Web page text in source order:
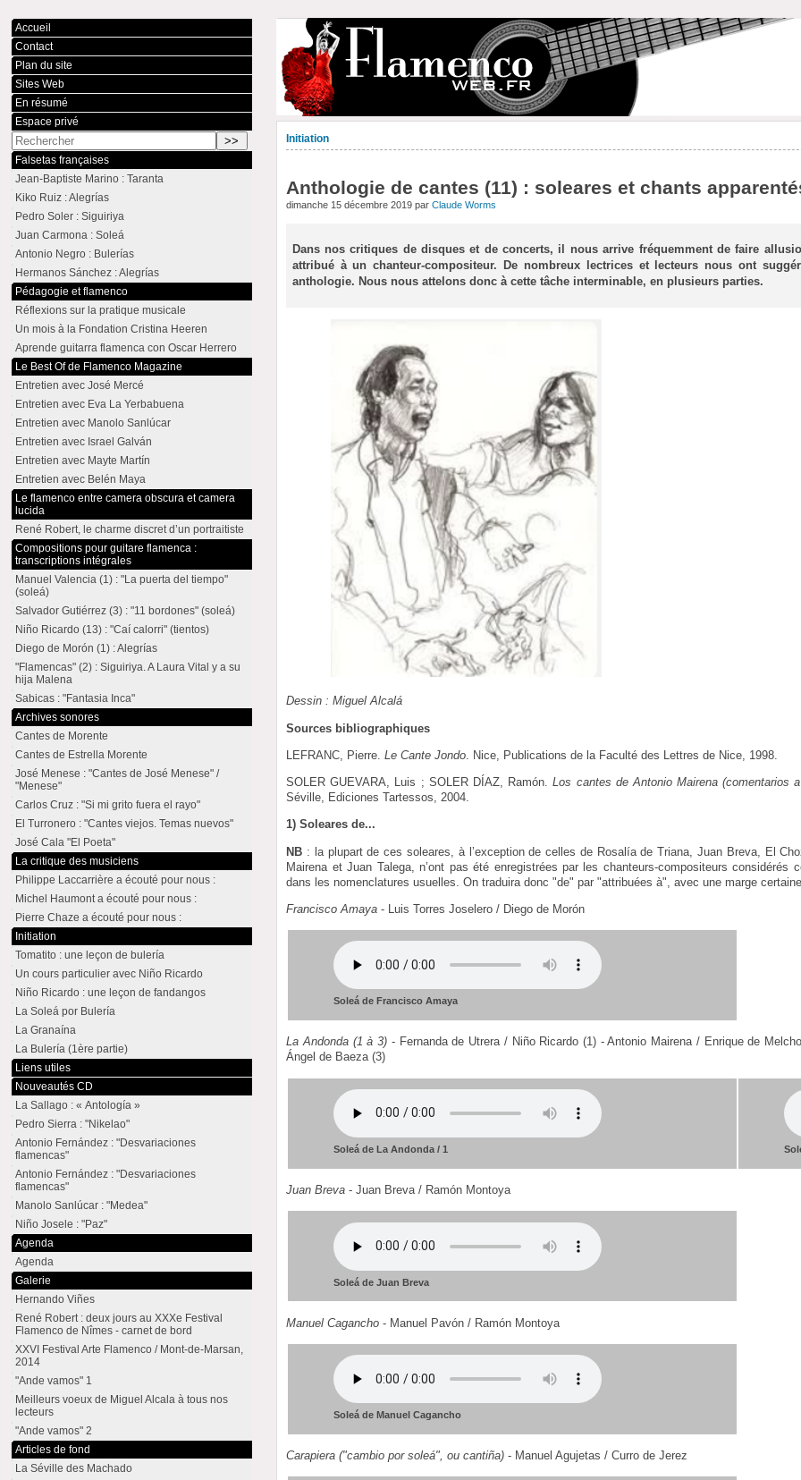
Initiation
Anthologie de cantes (11) : soleares et chants
dimanche 15 décembre 2019 parClaude Worms
Dans nos critiques de disques et de concerts, il nous arrive fréquemment de faire
attribué à un chanteur-compositeur. De nombreux lectrices et lecteurs nous ont
anthologie. Nous nous attelons donc à cette tâche interminable, en plusieurs parties.
Dessin : Miguel Alcalá
Sources bibliographiques
LEFRANC, Pierre.Le Cante Jondo . Nice, Publications de la Faculté des Lettres de Nice, 1998.
SOLER GUEVARA, Luis ; SOLER DÍAZ, Ramón.Los cantes de Antonio Mairena (comentarios
Séville, Ediciones Tartessos, 2004.
1) Soleares de...
NB : la plupart de ces soleares, à l’exception de celles de Rosalía de Triana, Juan Breva, El
Mairena et Juan Talega, n’ont pas été enregistrées par les chanteurs-compositeurs considérés
dans les nomenclatures usuelles. On traduira donc "de" par "attribuées à", avec une marge certaine
Francisco Amaya - Luis Torres Joselero / Diego de Morón
Soleá de Francisco Amaya
La Andonda (1 à 3) - Fernanda de Utrera / Niño Ricardo (1) - Antonio Mairena / Enrique de
Ángel de Baeza (3)
Soleá de La Andonda / 1
Juan Breva - Juan Breva / Ramón Montoya
Soleá de Juan Breva
Manuel Cagancho - Manuel Pavón / Ramón Montoya
Soleá de Manuel Cagancho
Carapiera ("cambio por soleá", ou cantiña) - Manuel Agujetas / Curro de Jerez
Accueil
Contact
Plan du site
Sites Web
En résumé
Espace privé
Falsetas françaises
Jean-Baptiste Marino : Taranta
Kiko Ruiz : Alegrías
Pedro Soler : Siguiriya
Juan Carmona : Soleá
Antonio Negro : Bulerías
Hermanos Sánchez : Alegrías
Pédagogie et flamenco
Réflexions sur la pratique musicale
Un mois à la Fondation Cristina Heeren
Aprende guitarra flamenca con Oscar Herrero
Le Best Of de Flamenco Magazine
Entretien avec José Mercé
Entretien avec Eva La Yerbabuena
Entretien avec Manolo Sanlúcar
Entretien avec Israel Galván
Entretien avec Mayte Martín
Entretien avec Belén Maya
Le flamenco entre camera obscura et camera
lucida
René Robert, le charme discret d’un portraitiste
Compositions pour guitare flamenca :
transcriptions intégrales
Manuel Valencia (1) : "La puerta del tiempo"
(soleá)
Salvador Gutiérrez (3) : "11 bordones" (soleá)
Niño Ricardo (13) : "Caí calorri" (tientos)
Diego de Morón (1) : Alegrías
"Flamencas" (2) : Siguiriya. A Laura Vital y a su
hija Malena
Sabicas : "Fantasia Inca"
Archives sonores
Cantes de Morente
Cantes de Estrella Morente
José Menese : "Cantes de José Menese" /
"Menese"
Carlos Cruz : "Si mi grito fuera el rayo"
El Turronero : "Cantes viejos. Temas nuevos"
José Cala "El Poeta"
La critique des musiciens
Philippe Laccarrière a écouté pour nous :
Michel Haumont a écouté pour nous :
Pierre Chaze a écouté pour nous :
Initiation
Tomatito : une leçon de bulería
Un cours particulier avec Niño Ricardo
Niño Ricardo : une leçon de fandangos
La Soleá por Bulería
La Granaína
La Bulería (1ère partie)
Liens utiles
Nouveautés CD
La Sallago : « Antología »
Pedro Sierra : "Nikelao"
Antonio Fernández : "Desvariaciones
flamencas"
Antonio Fernández : "Desvariaciones
flamencas"
Manolo Sanlúcar : "Medea"
Niño Josele : "Paz"
Agenda
Agenda
Galerie
Hernando Viñes
René Robert : deux jours au XXXe Festival
Flamenco de Nîmes - carnet de bord
XXVI Festival Arte Flamenco / Mont-de-Marsan,
2014
"Ande vamos" 1
Meilleurs voeux de Miguel Alcala à tous nos
lecteurs
"Ande vamos" 2
Articles de fond
La Séville des Machado